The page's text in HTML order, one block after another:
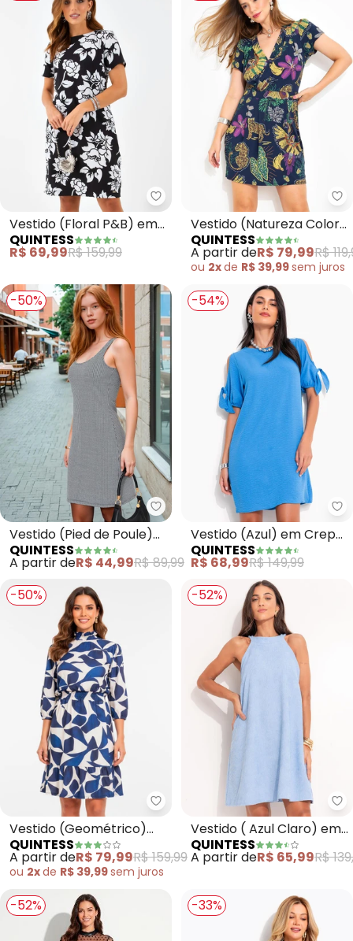
Quintess - Vestido (Floral P&B)
Vestido (Floral P&B) em
Crepe Plano
QUINTESS
R$ 69,99R$ 159,99
Vestido (Natureza Color)
em Malha de Viscose
QUINTESS
A partir deR$ 79,99R$
ou 2xde R$ 39,99sem juros
-50%
Quintess - Vestido (Pied de
Vestido (Pied de Poule)
em Malha Jacquard
QUINTESS
A partir deR$ 44,99R$ 89,99
-54%
Vestido (Azul) em Crepe
Plano
QUINTESS
R$ 68,99R$ 149,99
-50%
Quintess - Vestido
Vestido (Geométrico)
em Malha Canelada
QUINTESS
A partir deR$ 79,99R$ 159,99
ou 2xde R$ 39,99sem juros
-52%
Vestido ( Azul Claro) em
Tecido de Cotelê.
QUINTESS
A partir deR$ 65,99R$
-52% -33%